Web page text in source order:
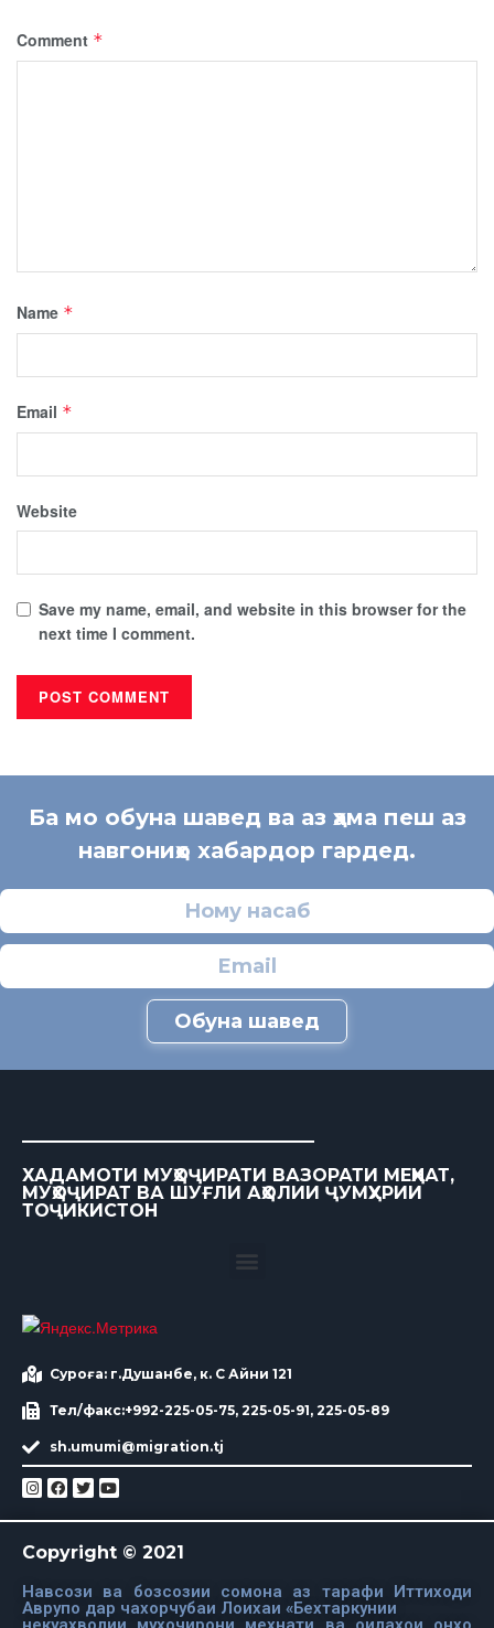
Comment *
Name *
Email *
Website
Save my name, email, and website in this browser for the
next time I comment.
Ба мо обуна шавед ва аз ҳама пеш аз
навгониҳо хабардор гардед.
Обуна шавед
ХАДАМОТИ МУҲОҶИРАТИ ВАЗОРАТИ МЕҲНАТ,
МУҲОҶИРАТ ВА ШУҒЛИ АҲОЛИИ ҶУМҲУРИИ
ТОҶИКИСТОН
Суроға: г.Душанбе, к. С Айни 121
Тел/факс:+992-225-05-75, 225-05-91, 225-05-89
sh.umumi@migration.tj
Copyright © 2021
Навсози ва бозсозии сомона аз тарафи Иттиходи
Аврупо дар чахорчубаи Лоихаи «Бехтаркунии